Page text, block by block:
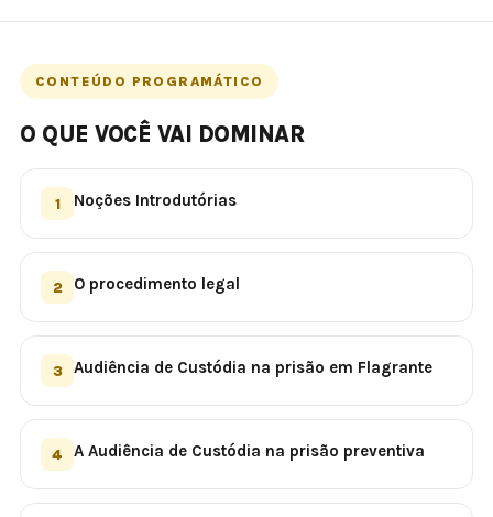
CONTEÚDO PROGRAMÁTICO
O QUE VOCÊ VAI DOMINAR
1 Noções Introdutórias
2 O procedimento legal
3 Audiência de Custódia na prisão em Flagrante
4 A Audiência de Custódia na prisão preventiva